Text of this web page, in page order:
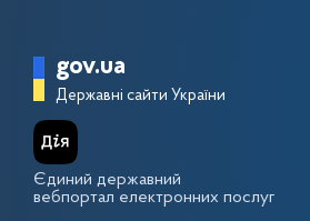
Головна
gov.ua
Державні сайти України
Єдиний державний
вебпортал електронних послуг